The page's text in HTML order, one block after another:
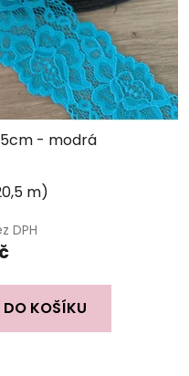
- modrá
m)
DPH
DO KOŠÍKU